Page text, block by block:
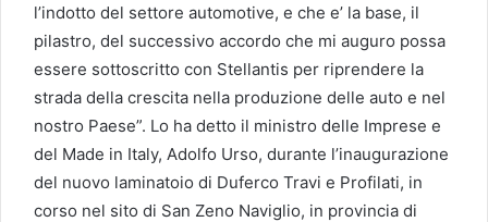
l’indotto del settore automotive, e che e’ la base, il
pilastro, del successivo accordo che mi auguro possa
essere sottoscritto con Stellantis per riprendere la
strada della crescita nella produzione delle auto e nel
nostro Paese”. Lo ha detto il ministro delle Imprese e
del Made in Italy, Adolfo Urso, durante l’inaugurazione
del nuovo laminatoio di Duferco Travi e Profilati, in
corso nel sito di San Zeno Naviglio, in provincia di